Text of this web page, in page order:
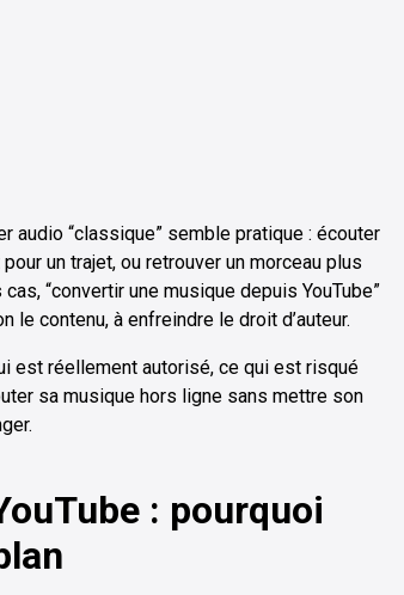
audio “classique” semble pratique : écouter
un trajet, ou retrouver un morceau plus
“convertir une musique depuis YouTube”
contenu, à enfreindre le droit d’auteur.
est réellement autorisé, ce qui est risqué
sa musique hors ligne sans mettre son
: pourquoi